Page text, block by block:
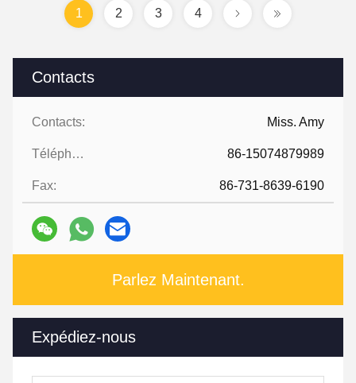
Contacts
Contacts: Miss. Amy
Téléphone: 86-15074879989
Fax: 86-731-8639-6190
Parlez Maintenant.
Expédiez-nous
1 2 3 4